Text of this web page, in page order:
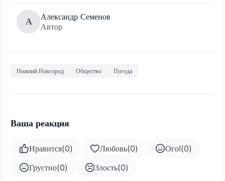
А
Александр Семенов
Автор
Нижний Новгород Общество Погода
Ваша реакция
Нравится(0) Любовь(0) Ого!(0)
Грустно(0) Злость(0)